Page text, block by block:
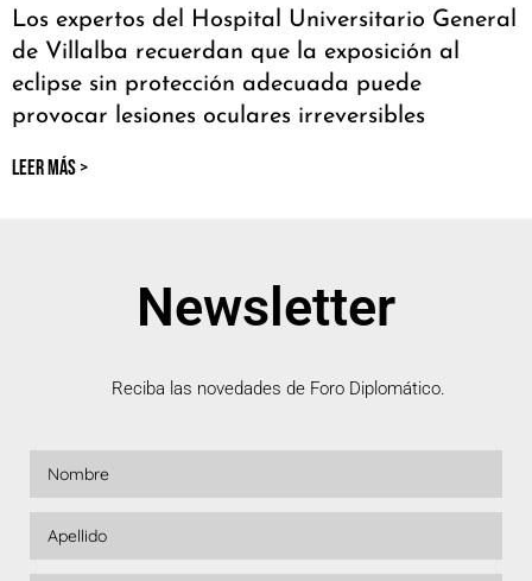
Los expertos del Hospital Universitario General
de Villalba recuerdan que la exposición al
eclipse sin protección adecuada puede
provocar lesiones oculares irreversibles
LEER MÁS >
Newsletter
Reciba las novedades de Foro Diplomático.